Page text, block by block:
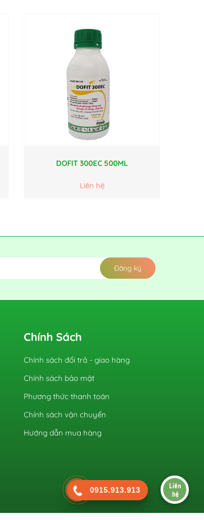
DOFIT 300EC 500ML
Liên hệ
Đăng ký
Chính Sách
Chính sách đổi trả - giao hàng
Chính sách bảo mật
Phương thức thanh toán
Chính sách vận chuyển
Hướng dẫn mua hàng
0915.913.913